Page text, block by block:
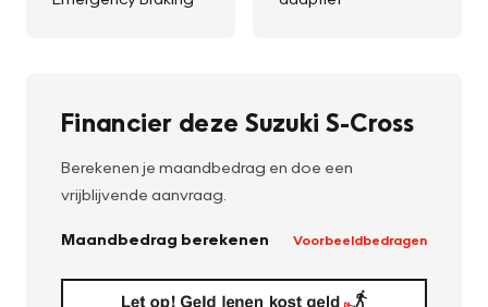
Financier deze Suzuki S-Cross
Berekenen je maandbedrag en doe een
vrijblijvende aanvraag.
Maandbedrag berekenen Voorbeeldbedragen